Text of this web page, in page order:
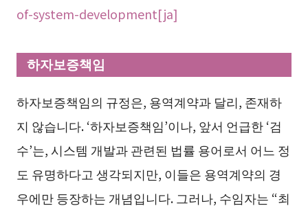
of-system-development[ja]
하자보증책임
하자보증책임의 규정은, 용역계약과 달리, 존재하
지 않습니다. ‘하자보증책임’이나, 앞서 언급한 ‘검
수’는, 시스템 개발과 관련된 법률 용어로서 어느 정
도 유명하다고 생각되지만, 이들은 용역계약의 경
우에만 등장하는 개념입니다. 그러나, 수임자는 “최